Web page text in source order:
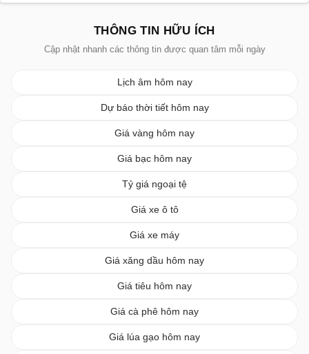
THÔNG TIN HỮU ÍCH
Cập nhật nhanh các thông tin được quan tâm mỗi ngày
Lịch âm hôm nay
Dự báo thời tiết hôm nay
Giá vàng hôm nay
Giá bạc hôm nay
Tỷ giá ngoại tệ
Giá xe ô tô
Giá xe máy
Giá xăng dầu hôm nay
Giá tiêu hôm nay
Giá cà phê hôm nay
Giá lúa gạo hôm nay